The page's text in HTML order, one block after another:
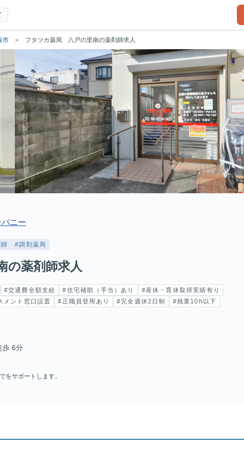
市 フタツカ薬局 八戸の里南の薬剤師求人
ニー
#調剤薬局
薬剤師求人
#交通費全額支給 #住宅補助（手当）あり
#産休・育休取得実績有り
メント窓口設置 #正職員登用あり #完全週休2日制
#残業10h以下
歩 6分
をサポートします。